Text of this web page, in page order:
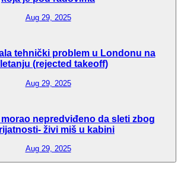
Aug 29, 2025
tehnički problem u Londonu na
(rejected takeoff)
Aug 29, 2025
nepredviđeno da sleti zbog
živi miš u kabini
Aug 29, 2025